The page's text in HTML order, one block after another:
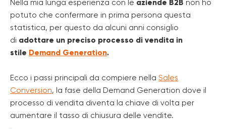
Nella mia lunga esperienza con le aziende B2B non ho
potuto che confermare in prima persona questa
statistica, per questo da alcuni anni consiglio
di adottare un preciso processo di vendita in
stile Demand Generation.
Ecco i passi principali da compiere nella Sales
Conversion, la fase della Demand Generation dove il
processo di vendita diventa la chiave di volta per
aumentare il tasso di chiusura delle vendite.